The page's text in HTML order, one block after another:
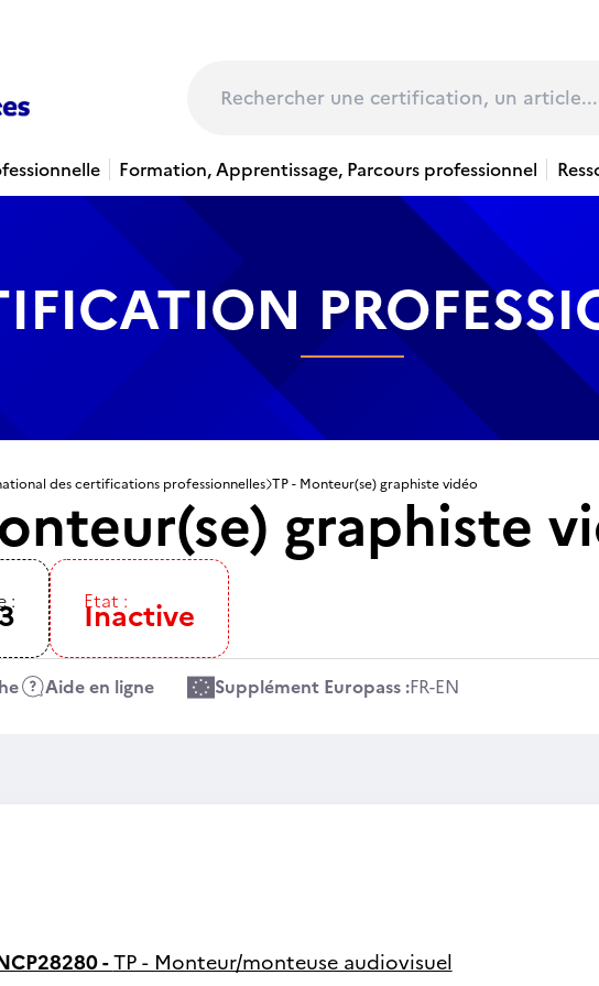
Formation, Apprentissage, Parcours professionnel
des certifications professionnelles TP - Monteur(se) graphiste vidéo
graphiste
: Etat :
Inactive
Aide en ligne Supplément Europass :FR-EN
-TP - Monteur/monteuse audiovisuel